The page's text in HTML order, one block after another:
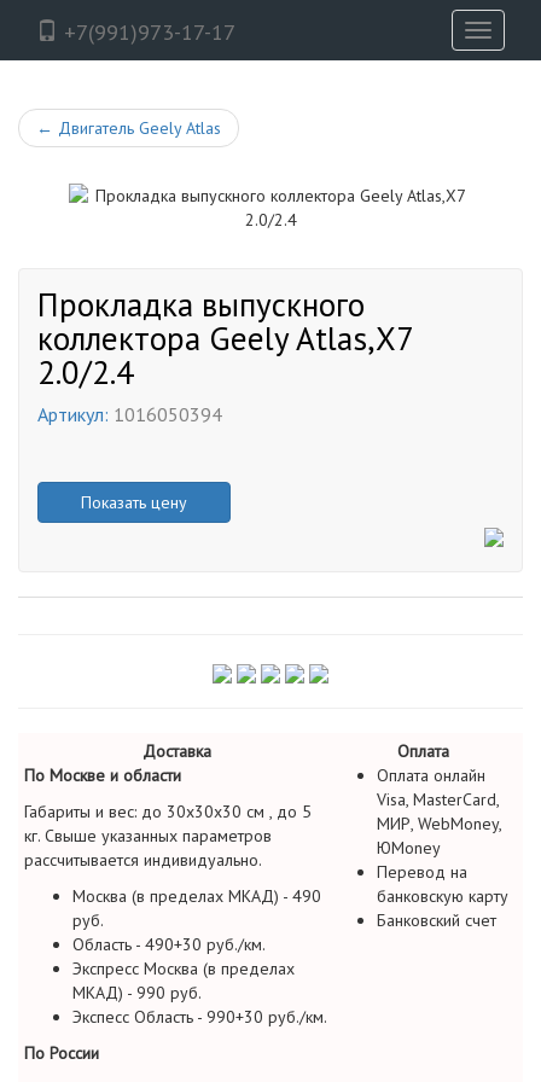
+7(991)973-17-17
Toggle
← Двигатель Geely Atlas
Прокладка выпускного
коллектора Geely Atlas,X7
2.0/2.4
Артикул: 1016050394
Показать цену
Доставка
Оплата
По Москве и области
Габариты и вес: до 30х30х30 см , до 5
кг. Свыше указанных параметров
рассчитывается индивидуально.
Москва (в пределах МКАД) - 490
руб.
Область - 490+30 руб./км.
Экспресс Москва (в пределах
МКАД) - 990 руб.
Экспесс Область - 990+30 руб./км.
По России
Оплата онлайн
Visa, MasterCard,
МИР, WebMoney,
ЮMoney
Перевод на
банковскую карту
Банковский счет